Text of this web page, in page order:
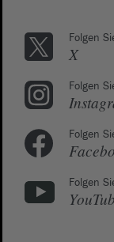
Folgen
X
Folgen
Folgen
Folgen